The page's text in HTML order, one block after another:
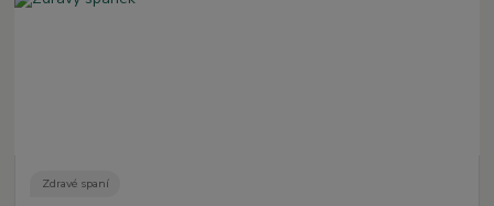
Zdravé spaní